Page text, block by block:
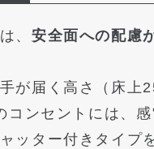
、 安全面への配慮
が届く高さ（床上
コンセントには、感
ッター付きタイプ